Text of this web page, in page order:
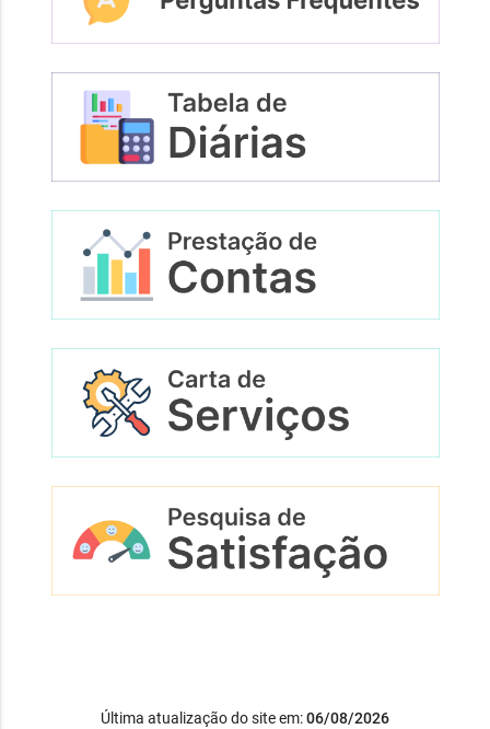
Última atualização do site em:06/08/2026